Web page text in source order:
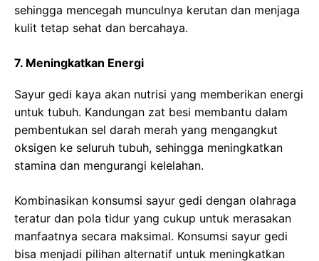
sehingga mencegah munculnya kerutan dan menjaga
kulit tetap sehat dan bercahaya.
7. Meningkatkan Energi
Sayur gedi kaya akan nutrisi yang memberikan energi
untuk tubuh. Kandungan zat besi membantu dalam
pembentukan sel darah merah yang mengangkut
oksigen ke seluruh tubuh, sehingga meningkatkan
stamina dan mengurangi kelelahan.
Kombinasikan konsumsi sayur gedi dengan olahraga
teratur dan pola tidur yang cukup untuk merasakan
manfaatnya secara maksimal. Konsumsi sayur gedi
bisa menjadi pilihan alternatif untuk meningkatkan